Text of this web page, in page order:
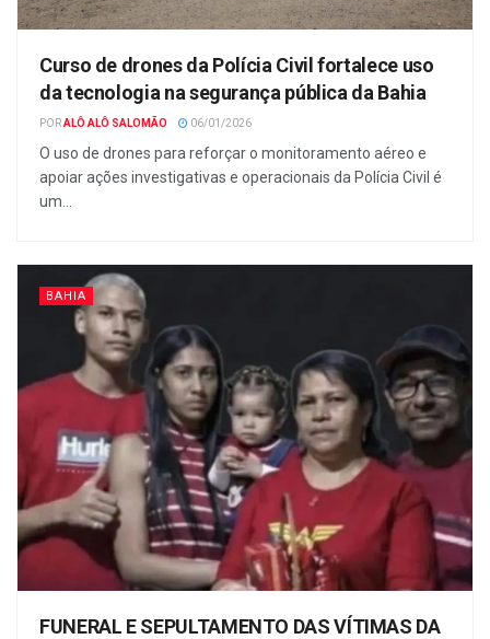
Curso de drones da Polícia Civil fortalece uso
da tecnologia na segurança pública da Bahia
PORALÔ ALÔ SALOMÃO 06/01/2026
O uso de drones para reforçar o monitoramento aéreo e
apoiar ações investigativas e operacionais da Polícia Civil é
um...
BAHIA
FUNERAL E SEPULTAMENTO DAS VÍTIMAS DA